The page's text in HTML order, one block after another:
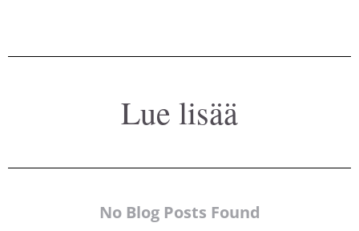
Lue lisää
No Blog Posts Found